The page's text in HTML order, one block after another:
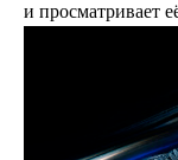
и просматривает